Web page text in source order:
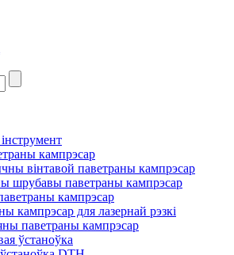
кампрэсар
вінтавой паветраны кампрэсар
шрубавы паветраны кампрэсар
кампрэсар
кампрэсар для лазернай рэзкі
паветраны кампрэсар
ўстаноўка